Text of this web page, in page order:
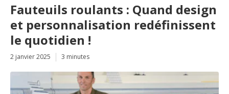
Fauteuils roulants : Quand design
et personnalisation redéfinissent
le quotidien !
2 janvier 2025 3 minutes